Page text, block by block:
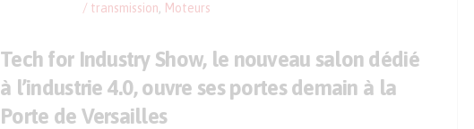
/ transmission
Moteurs
Tech for Industry Show, le nouveau salon dédié
à l’industrie 4.0, ouvre ses portes demain à la
Porte de Versailles